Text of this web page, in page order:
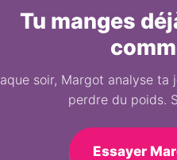
Tu manges
soir, Margot analyse
perdre du poids.
Essayer